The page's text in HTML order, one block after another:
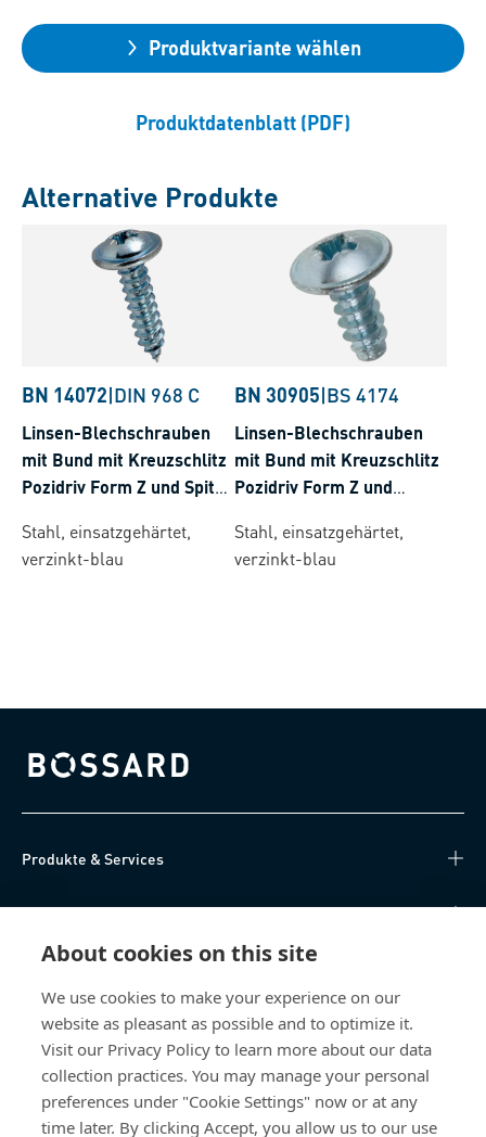
About cookies on this site
We use cookies to make your experience on our
website as pleasant as possible and to optimize it.
Visit our Privacy Policy to learn more about our data
collection practices. You may manage your personal
preferences under "Cookie Settings" now or at any
time later. By clicking Accept, you allow us to our use
Produktvariante wählen
Produktdatenblatt (PDF)
Alternative Produkte
BN 14072|DIN 968 C
Linsen-Blechschrauben
mit Bund mit Kreuzschlitz
Pozidriv Form Z und Spitze
Stahl, einsatzgehärtet,
verzinkt-blau
BN 30905|BS 4174
Linsen-Blechschrauben
mit Bund mit Kreuzschlitz
Pozidriv Form Z und
Stahl, einsatzgehärtet,
verzinkt-blau
Bossard homepage
Produkte & Services
Wissen
Über uns
Bossard Schweiz
Steinhauserstrasse 70